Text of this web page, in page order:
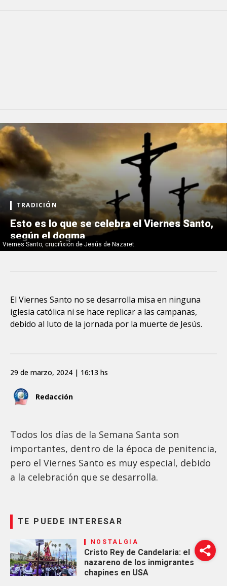
Viernes Santo, crucifixión de Jesús de Nazaret.
TRADICIÓN
Esto es lo que se celebra el Viernes Santo,
según el dogma
El Viernes Santo no se desarrolla misa en ninguna
iglesia católica ni se hace replicar a las campanas,
debido al luto de la jornada por la muerte de Jesús.
Redacción
29 de marzo, 2024 | 16:13 hs
Todos los días de la Semana Santa son
importantes, dentro de la época de penitencia,
pero el Viernes Santo es muy especial, debido
a la celebración que se desarrolla.
TE PUEDE INTERESAR
NOSTALGIA
Cristo Rey de Candelaria: el
nazareno de los inmigrantes
chapines en USA